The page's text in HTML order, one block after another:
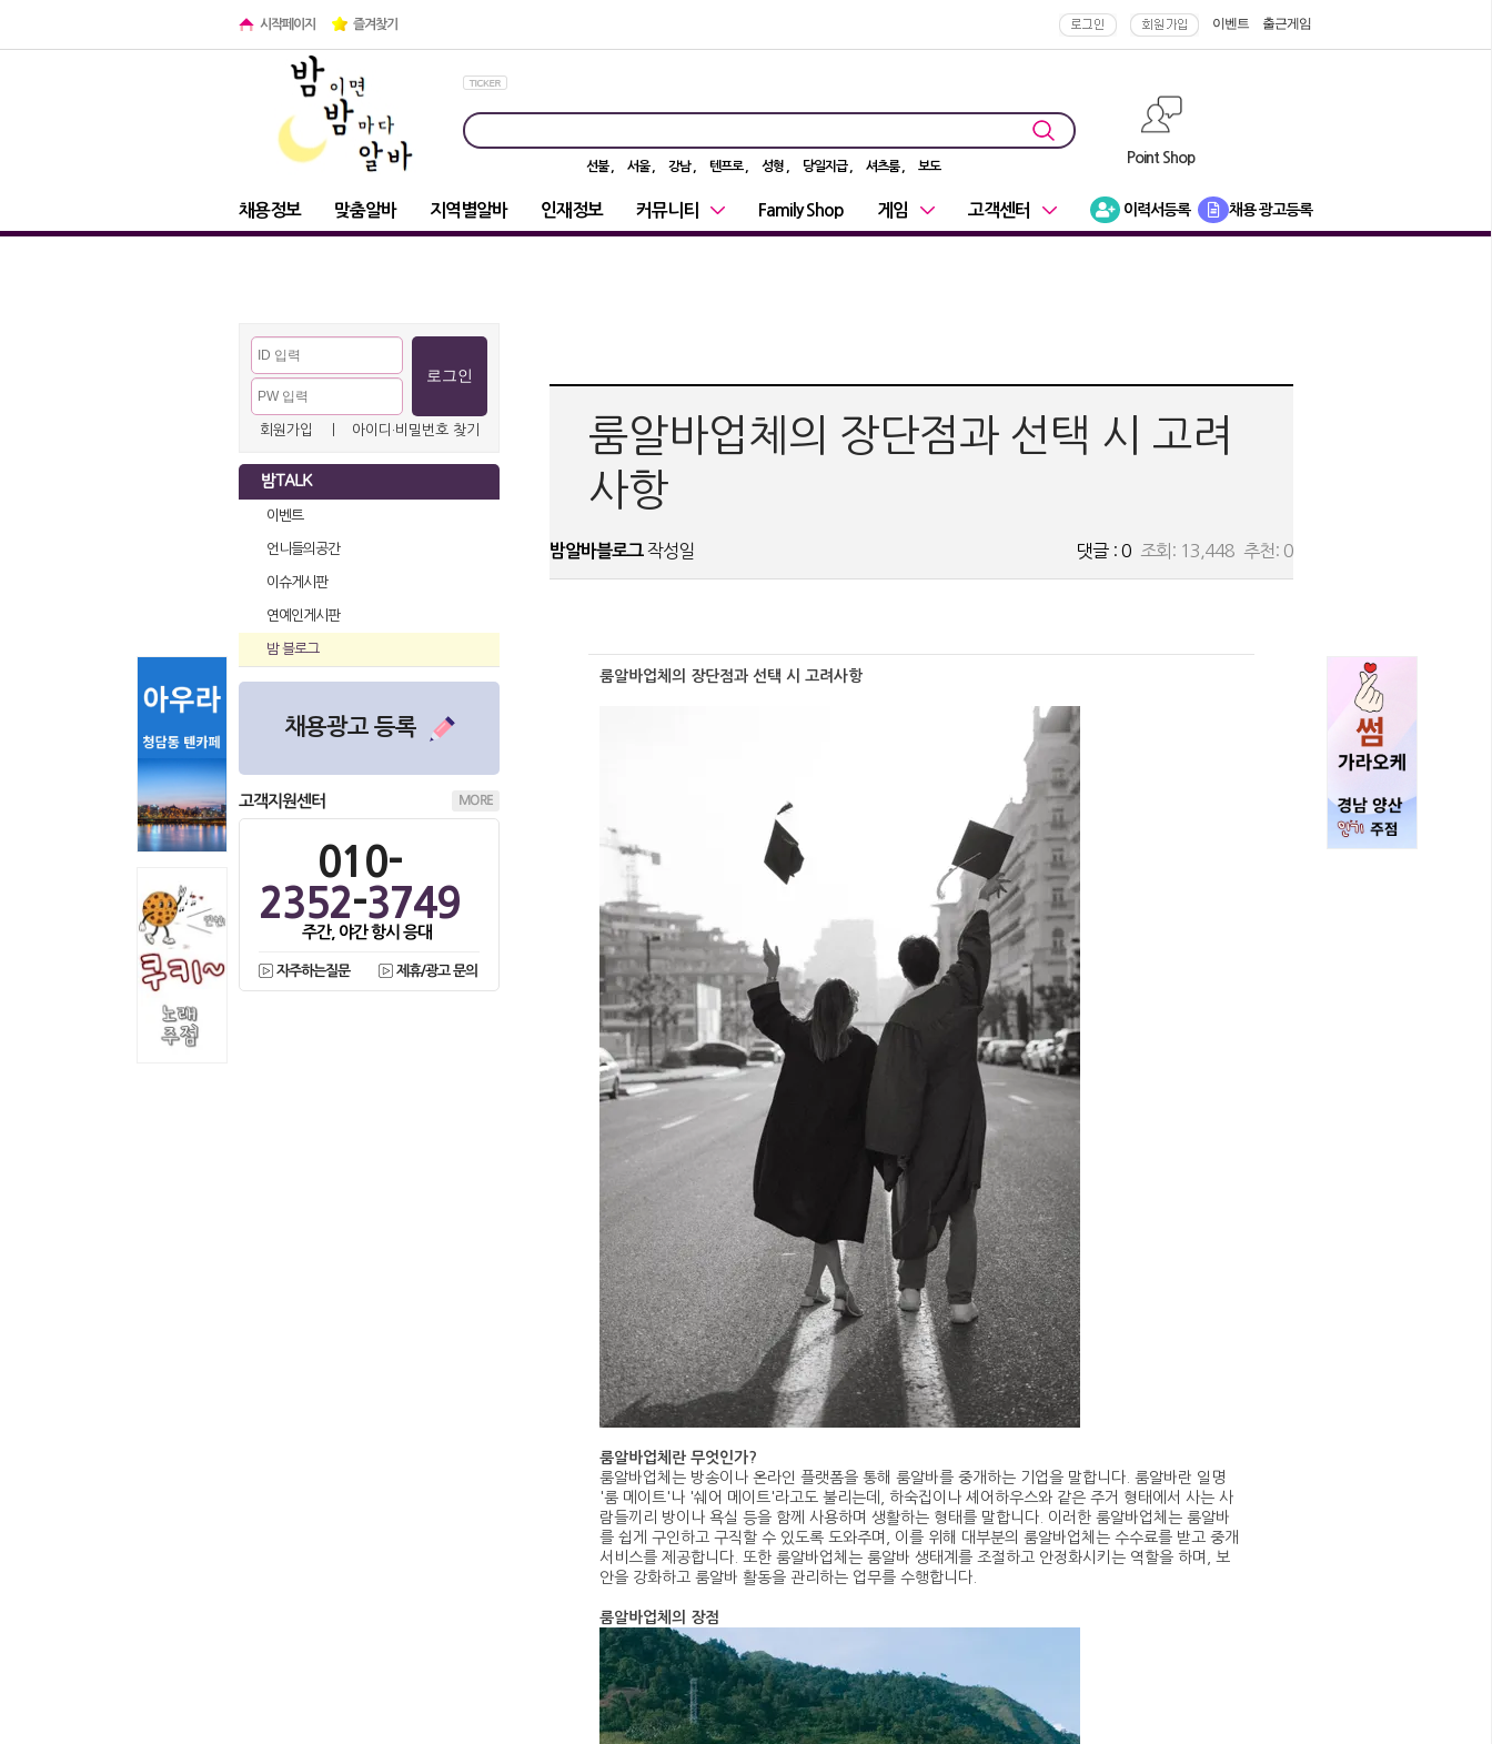
시작페이지 즐겨찾기 이벤트 출근게임
선불 서울 강남 텐프로 성형 당일지급 셔츠룸 보도
Point Shop
채용정보 맞춤알바 지역별알바 인재정보 커뮤니티 Family Shop 게임 고객센터 이력서등록 채용 광고등록
회원가입 아이디·비밀번호 찾기
밤TALK
이벤트
언니들의공간
이슈게시판
연예인게시판
밤 블로그
채용광고 등록
고객지원센터 MORE
010-
2352-3749
주간, 야간 항시 응대
자주하는질문 제휴/광고 문의
룸알바업체의 장단점과 선택 시 고려
사항
밤알바블로그 작성일 댓글 : 0 조회: 13,448 추천: 0
룸알바업체의 장단점과 선택 시 고려사항
룸알바업체란 무엇인가?
룸알바업체는 방송이나 온라인 플랫폼을 통해 룸알바를 중개하는 기업을 말합니다. 룸알바란 일명
'룸 메이트'나 '쉐어 메이트'라고도 불리는데, 하숙집이나 셰어하우스와 같은 주거 형태에서 사는 사
람들끼리 방이나 욕실 등을 함께 사용하며 생활하는 형태를 말합니다. 이러한 룸알바업체는 룸알바
를 쉽게 구인하고 구직할 수 있도록 도와주며, 이를 위해 대부분의 룸알바업체는 수수료를 받고 중개
서비스를 제공합니다. 또한 룸알바업체는 룸알바 생태계를 조절하고 안정화시키는 역할을 하며, 보
안을 강화하고 룸알바 활동을 관리하는 업무를 수행합니다.
룸알바업체의 장점